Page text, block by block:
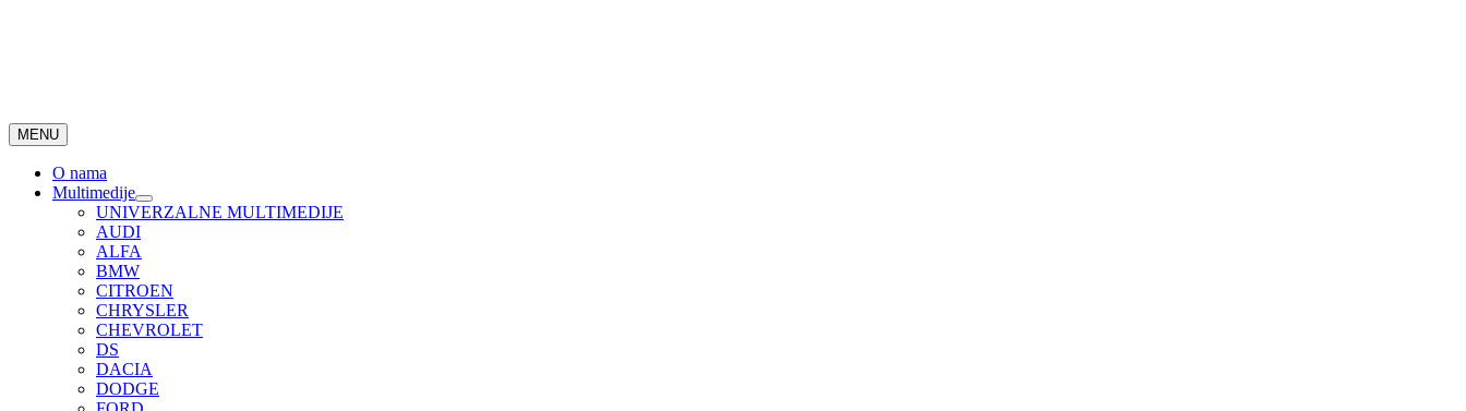
MENU
O nama
Multimedije
UNIVERZALNE MULTIMEDIJE
AUDI
ALFA
BMW
CITROEN
CHRYSLER
CHEVROLET
DS
DACIA
DODGE